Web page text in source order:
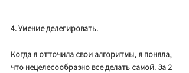
4. Умение делегировать.
Когда я отточила свои алгоритмы, я поняла,
что нецелесообразно все делать самой. За 2